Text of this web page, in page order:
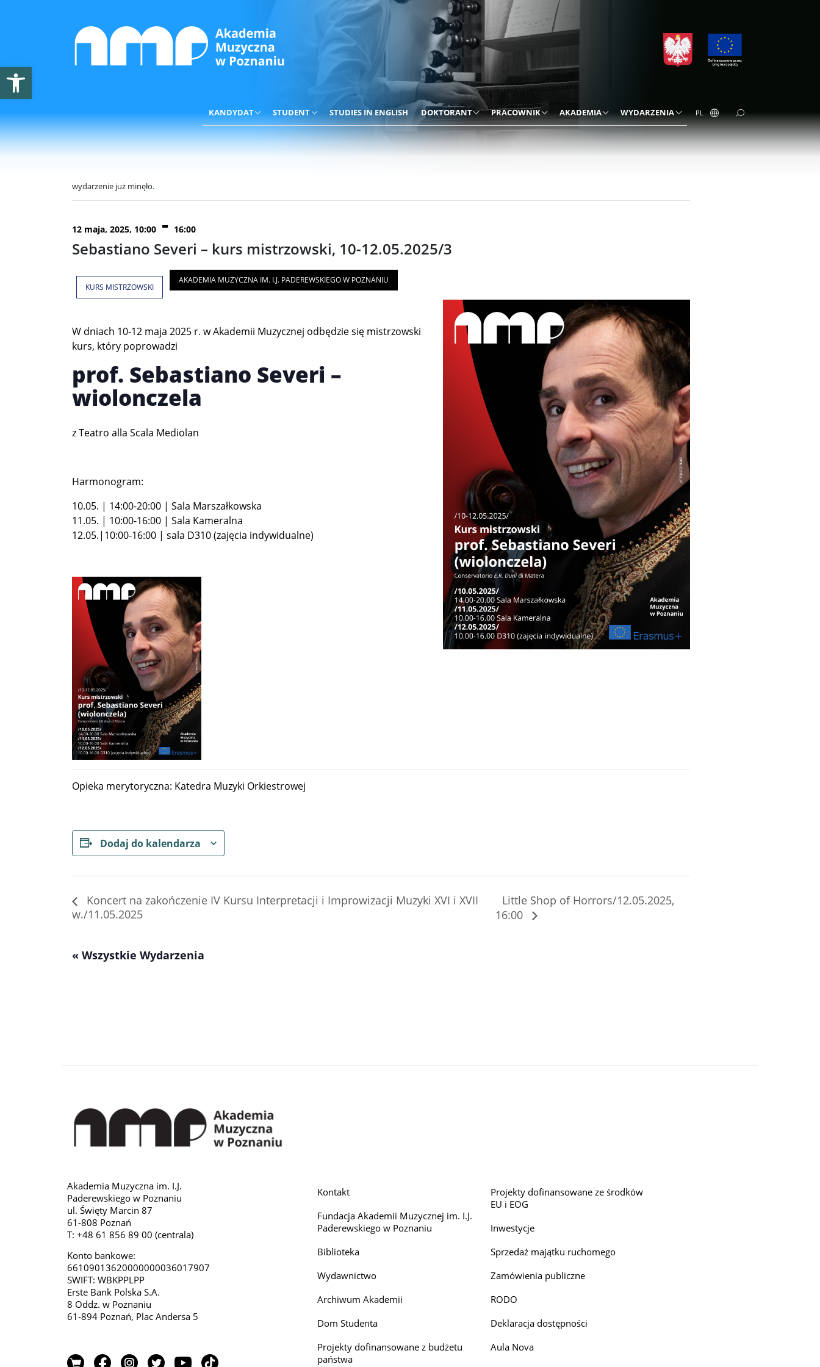
Otwórz pasek narzędzi
KANDYDAT STUDENT STUDIES IN ENGLISH DOKTORANT PRACOWNIK AKADEMIA WYDARZENIA PL
wydarzenie już minęło.
12 maja, 2025, 10:00 - 16:00
Sebastiano Severi – kurs mistrzowski, 10-12.05.2025/3
KURS MISTRZOWSKI
AKADEMIA MUZYCZNA IM. I.J. PADEREWSKIEGO W POZNANIU
W dniach 10-12 maja 2025 r. w Akademii Muzycznej odbędzie się mistrzowski
kurs, który poprowadzi
prof. Sebastiano Severi –
wiolonczela
z Teatro alla Scala Mediolan
Harmonogram:
10.05. | 14:00-20:00 | Sala Marszałkowska
11.05. | 10:00-16:00 | Sala Kameralna
12.05.|10:00-16:00 | sala D310 (zajęcia indywidualne)
Opieka merytoryczna: Katedra Muzyki Orkiestrowej
Dodaj do kalendarza
Koncert na zakończenie IV Kursu Interpretacji i Improwizacji Muzyki XVI i XVII
w./11.05.2025
Little Shop of Horrors/12.05.2025,
16:00
« Wszystkie Wydarzenia
Akademia Muzyczna im. I.J.
Paderewskiego w Poznaniu
ul. Święty Marcin 87
61-808 Poznań
T: +48 61 856 89 00 (centrala)
Konto bankowe:
66109013620000000036017907
SWIFT: WBKPPLPP
Erste Bank Polska S.A.
8 Oddz. w Poznaniu
61-894 Poznań, Plac Andersa 5
Kontakt
Fundacja Akademii Muzycznej im. I.J.
Paderewskiego w Poznaniu
Biblioteka
Wydawnictwo
Archiwum Akademii
Dom Studenta
Projekty dofinansowane z budżetu
państwa
Projekty dofinansowane ze środków
EU i EOG
Inwestycje
Sprzedaż majątku ruchomego
Zamówienia publiczne
RODO
Deklaracja dostępności
Aula Nova